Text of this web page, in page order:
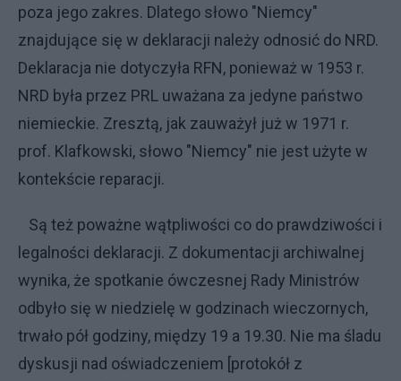
poza jego zakres. Dlatego słowo "Niemcy"
znajdujące się w deklaracji należy odnosić do NRD.
Deklaracja nie dotyczyła RFN, ponieważ w 1953 r.
NRD była przez PRL uważana za jedyne państwo
niemieckie. Zresztą, jak zauważył już w 1971 r.
prof. Klafkowski, słowo "Niemcy" nie jest użyte w
kontekście reparacji.
Są też poważne wątpliwości co do prawdziwości i
legalności deklaracji. Z dokumentacji archiwalnej
wynika, że spotkanie ówczesnej Rady Ministrów
odbyło się w niedzielę w godzinach wieczornych,
trwało pół godziny, między 19 a 19.30. Nie ma śladu
dyskusji nad oświadczeniem [protokół z